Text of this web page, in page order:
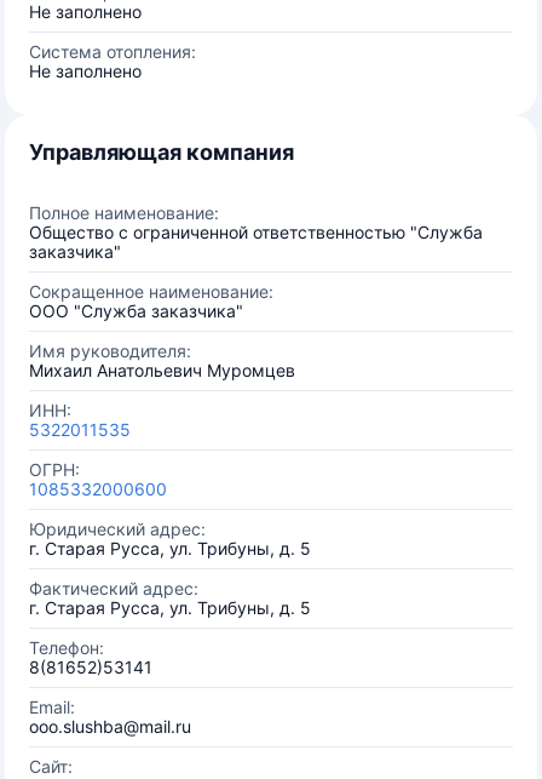
Не заполнено
Система отопления:
Не заполнено
Управляющая компания
Полное наименование:
Общество с ограниченной ответственностью "Служба
заказчика"
Сокращенное наименование:
ООО "Служба заказчика"
Имя руководителя:
Михаил Анатольевич Муромцев
ИНН:
5322011535
ОГРН:
1085332000600
Юридический адрес:
г. Старая Русса, ул. Трибуны, д. 5
Фактический адрес:
г. Старая Русса, ул. Трибуны, д. 5
Телефон:
8(81652)53141
Email:
ooo.slushba@mail.ru
Сайт: